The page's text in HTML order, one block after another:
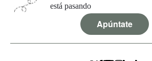
está pasando
Apúntate